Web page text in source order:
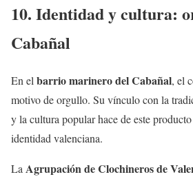
10. Identidad y cultura:
Cabañal
En el barrio marinero del Cabañal, el
motivo de orgullo. Su vínculo con la
y la cultura popular hace de este
identidad valenciana.
La Agrupación de Clochineros de